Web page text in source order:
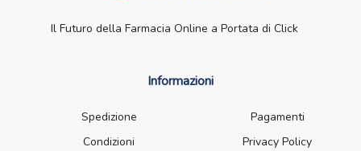
Il Futuro della Farmacia Online a Portata di Click
Informazioni
Spedizione
Pagamenti
Condizioni
Privacy Policy